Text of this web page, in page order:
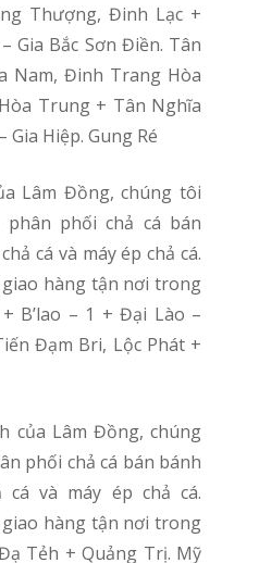
Thượng, Đinh Lạc +
Gia Bắc Sơn Điền. Tân
Nam, Đinh Trang Hòa
Trung + Tân Nghĩa
Gia Hiệp. Gung Ré
phối chả cá bán
cá và máy ép chả cá.
giao hàng tận nơi trong
B’lao – 1 + Đại Lào –
Đạm Bri, Lộc Phát +
phối chả cá bán bánh
và máy ép chả cá.
giao hàng tận nơi trong
Tẻh + Quảng Trị. Mỹ